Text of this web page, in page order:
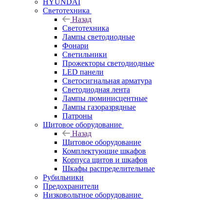
HYUNDAI
Светотехника
Назад
Светотехника
Лампы светодиодные
Фонари
Светильники
Прожекторы светодиодные
LED панели
Светосигнальная арматура
Светодиодная лента
Лампы люминисцентные
Лампы газоразрядные
Патроны
Щитовое оборудование
Назад
Щитовое оборудование
Комплектующие шкафов
Корпуса щитов и шкафов
Шкафы распределительные
Рубильники
Предохранители
Низковольтное оборудование